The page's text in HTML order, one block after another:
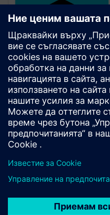
Открийте
изпълнение на
SICAM S8000
SICAM S8000 е
8 за приложения с
напрежение в цялата
енергия, с модулна